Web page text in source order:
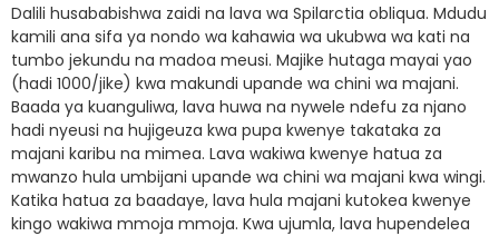
Dalili husababishwa zaidi na lava wa Spilarctia obliqua. Mdudu
kamili ana sifa ya nondo wa kahawia wa ukubwa wa kati na
tumbo jekundu na madoa meusi. Majike hutaga mayai yao
(hadi 1000/jike) kwa makundi upande wa chini wa majani.
Baada ya kuanguliwa, lava huwa na nywele ndefu za njano
hadi nyeusi na hujigeuza kwa pupa kwenye takataka za
majani karibu na mimea. Lava wakiwa kwenye hatua za
mwanzo hula umbijani upande wa chini wa majani kwa wingi.
Katika hatua za baadaye, lava hula majani kutokea kwenye
kingo wakiwa mmoja mmoja. Kwa ujumla, lava hupendelea